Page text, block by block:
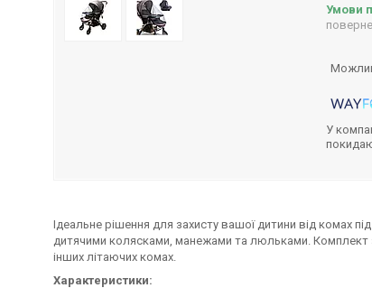
У
Ідеальне рішення для захисту вашої дитини від комах
дитячими колясками, манежами та люльками. Комплект
інших літаючих комах.
Характеристики: